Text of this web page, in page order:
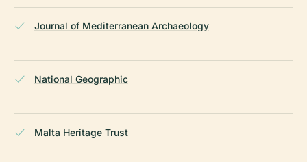
Journal of Mediterranean Archaeology
National Geographic
Malta Heritage Trust